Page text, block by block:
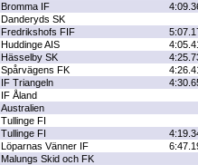
Bromma IF
Danderyds SK
Fredrikshofs FIF
Huddinge AIS
Hässelby SK
Spårvägens FK
IF Triangeln
IF Åland
Australien
Tullinge FI
Tullinge FI
Löparnas Vänner IF
Malungs Skid och FK